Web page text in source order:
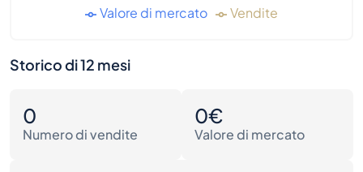
Valore di mercato Vendite
Storico di 12 mesi
0
Numero di vendite
0€
Valore di mercato